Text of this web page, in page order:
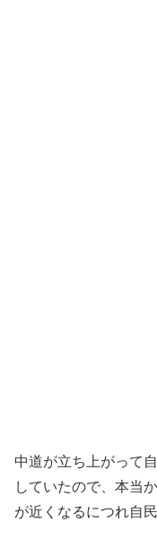
中道が立ち上がって
していたので、本当
が近くなるにつれ自